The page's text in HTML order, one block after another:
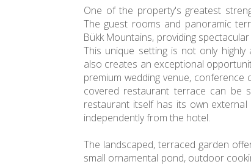
One of the property's greatest
The guest rooms and panoramic
Bükk Mountains, providing
This unique setting is not only
also creates an exceptional
premium wedding venue, conference
covered restaurant terrace can be
restaurant itself has its own
independently from the hotel.
The landscaped, terraced garden
small ornamental pond, outdoor